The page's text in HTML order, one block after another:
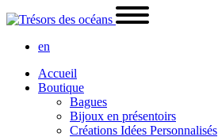
en
Accueil
Boutique
Bagues
Bijoux en présentoirs
Créations Idées Personnalisés